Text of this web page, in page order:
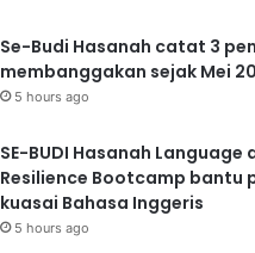
Se-Budi Hasanah catat 3
membanggakan sejak Mei
5 hours ago
SE-BUDI Hasanah Language
Resilience Bootcamp bantu
kuasai Bahasa Inggeris
5 hours ago